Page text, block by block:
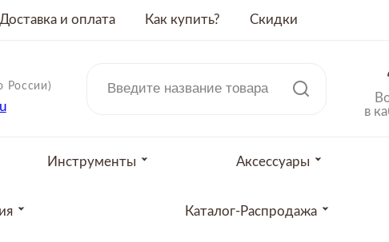
Доставка и оплата Как купить? Скидки
России)
в
Инструменты Аксессуары
Каталог-Распродажа